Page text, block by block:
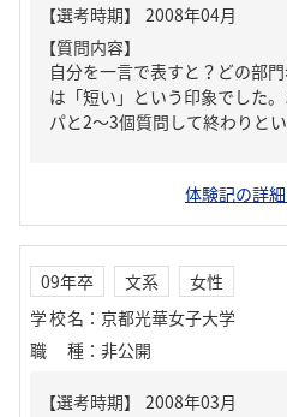
【質問内容】
自分を一言で表すと？どの部
は「短い」という印象でした
パと2～3個質問して終わりと
体験記の詳
09年卒 文系
女性
学校名 ： 京都光華女子大学
職種 ： 非公開